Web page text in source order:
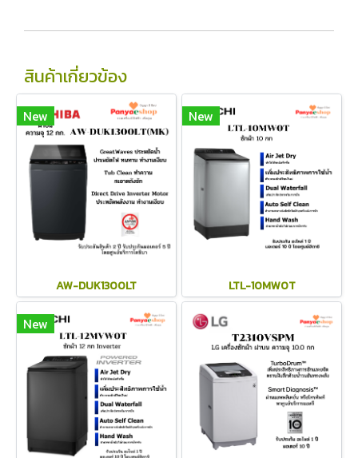
สินค้าเกี่ยวข้อง
New
AW-DUK1300LT
New
LTL-10MW0T
New